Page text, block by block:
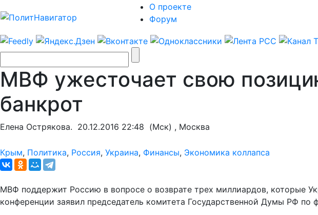
О проекте
Форум
МВФ ужесточает свою
банкрот
Елена Острякова. 20.12.2016 22:48 (Мск) , Москва
Крым, Политика, Россия, Украина, Финансы, Экономика коллапса
МВФ поддержит Россию в вопросе о возврате трех миллиардов, которые
конференции заявил председатель комитета Государственной Думы РФ по